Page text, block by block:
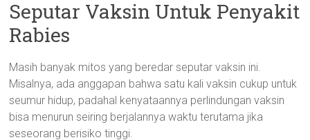
Seputar Vaksin Untuk Penyakit
Rabies
Masih banyak mitos yang beredar seputar vaksin ini.
Misalnya, ada anggapan bahwa satu kali vaksin cukup untuk
seumur hidup, padahal kenyataannya perlindungan vaksin
bisa menurun seiring berjalannya waktu terutama jika
seseorang berisiko tinggi.